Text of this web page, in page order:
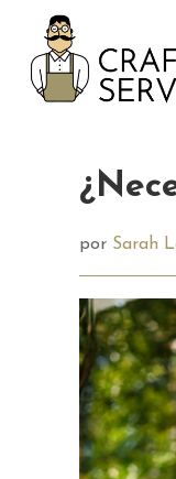
contenido
por Sarah